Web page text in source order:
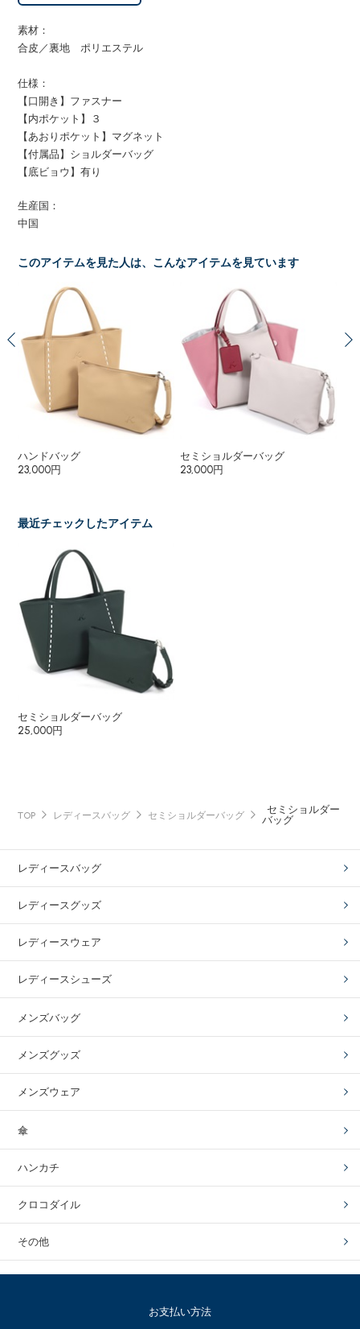
素材：
合皮／裏地 ポリエステル
仕様：
【口開き】ファスナー
【内ポケット】３
【あおりポケット】マグネット
【付属品】ショルダーバッグ
【底ビョウ】有り
生産国：
中国
このアイテムを見た人は、こんなアイテムを見ています
ハンドバッグ
23,000円
セミショルダーバッグ
23,000円
最近チェックしたアイテム
セミショルダーバッグ
25,000円
TOP レディースバッグ セミショルダーバッグ
セミショルダー
バッグ
レディースバッグ
レディースグッズ
レディースウェア
レディースシューズ
メンズバッグ
メンズグッズ
メンズウェア
傘
ハンカチ
クロコダイル
その他
お支払い方法